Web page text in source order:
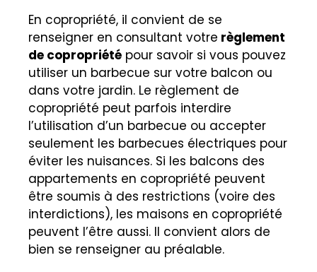
En copropriété, il convient de se
renseigner en consultant votre règlement
de copropriété pour savoir si vous pouvez
utiliser un barbecue sur votre balcon ou
dans votre jardin. Le règlement de
copropriété peut parfois interdire
l’utilisation d’un barbecue ou accepter
seulement les barbecues électriques pour
éviter les nuisances. Si les balcons des
appartements en copropriété peuvent
être soumis à des restrictions (voire des
interdictions), les maisons en copropriété
peuvent l’être aussi. Il convient alors de
bien se renseigner au préalable.